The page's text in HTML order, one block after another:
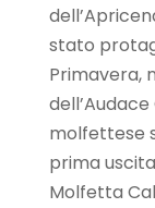
stato
Primavera,
molfettese
prima
Molfetta